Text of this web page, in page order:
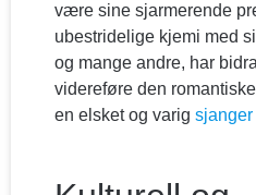
være sine sjarmerende
ubestridelige kjemi med
og mange andre, har
videreføre den
en elsket og varig sjanger